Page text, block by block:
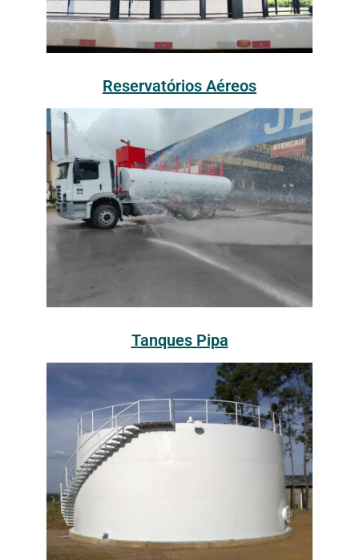
Reservatórios Aéreos
Tanques Pipa